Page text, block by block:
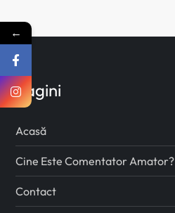
Pagini
Acasă
Cine Este Comentator Amator?
Contact
←